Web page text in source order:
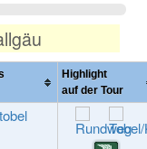
Highlight
auf der Tour